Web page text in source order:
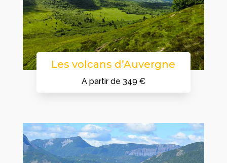
Les volcans d’Auvergne
A partir de 349 €